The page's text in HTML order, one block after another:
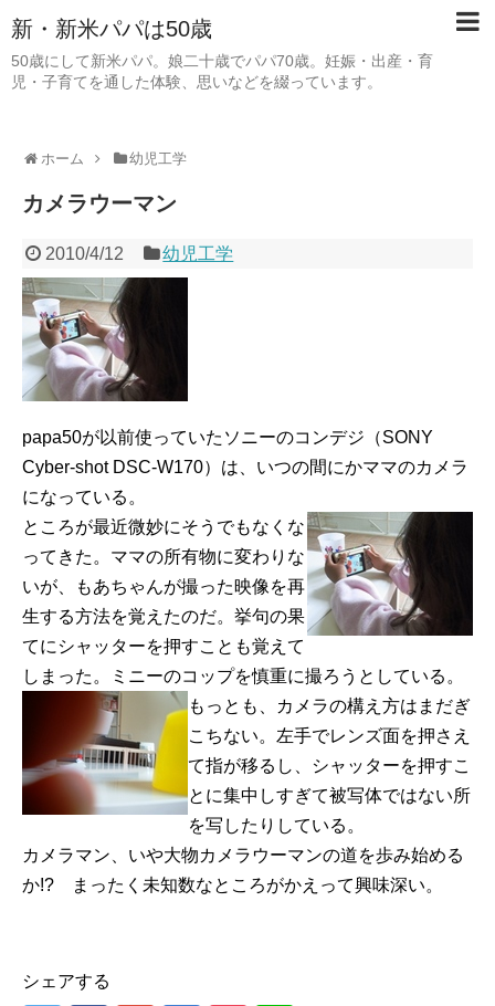
新・新米パパは50歳
50歳にして新米パパ。娘二十歳でパパ70歳。妊娠・出産・育
児・子育てを通した体験、思いなどを綴っています。
ホーム 幼児工学
カメラウーマン
2010/4/12 幼児工学
papa50が以前使っていたソニーのコンデジ（SONY
Cyber-shot DSC-W170）は、いつの間にかママのカメラ
になっている。
ところが最近微妙にそうでもなくな
ってきた。ママの所有物に変わりな
いが、もあちゃんが撮った映像を再
生する方法を覚えたのだ。挙句の果
てにシャッターを押すことも覚えて
しまった。ミニーのコップを慎重に撮ろうとしている。
もっとも、カメラの構え方はまだぎ
こちない。左手でレンズ面を押さえ
て指が移るし、シャッターを押すこ
とに集中しすぎて被写体ではない所
を写したりしている。
カメラマン、いや大物カメラウーマンの道を歩み始める
か!? まったく未知数なところがかえって興味深い。
シェアする